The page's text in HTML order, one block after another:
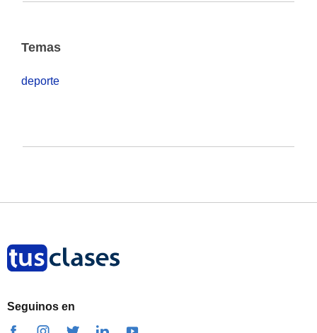
Temas
deporte
Seguinos en